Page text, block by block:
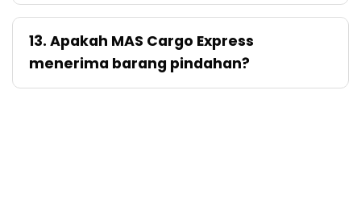
13. Apakah MAS Cargo Express
menerima barang pindahan?